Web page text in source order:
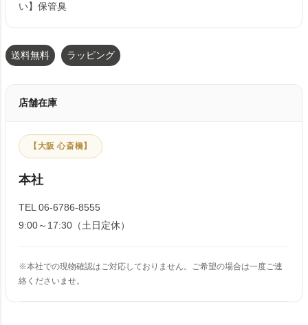
い】保管臭
送料無料 ラッピング
店舗在庫
【大阪 心斎橋】
本社
TEL 06-6786-8555
9:00～17:30（土日定休）
※本社での現物確認はご対応しておりません。ご希望の場合は一度ご連
絡くださいませ。